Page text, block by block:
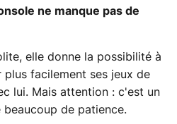
ne manque pas de
elle donne la possibilité à
facilement ses jeux de
lui. Mais attention : c'est un
de patience.